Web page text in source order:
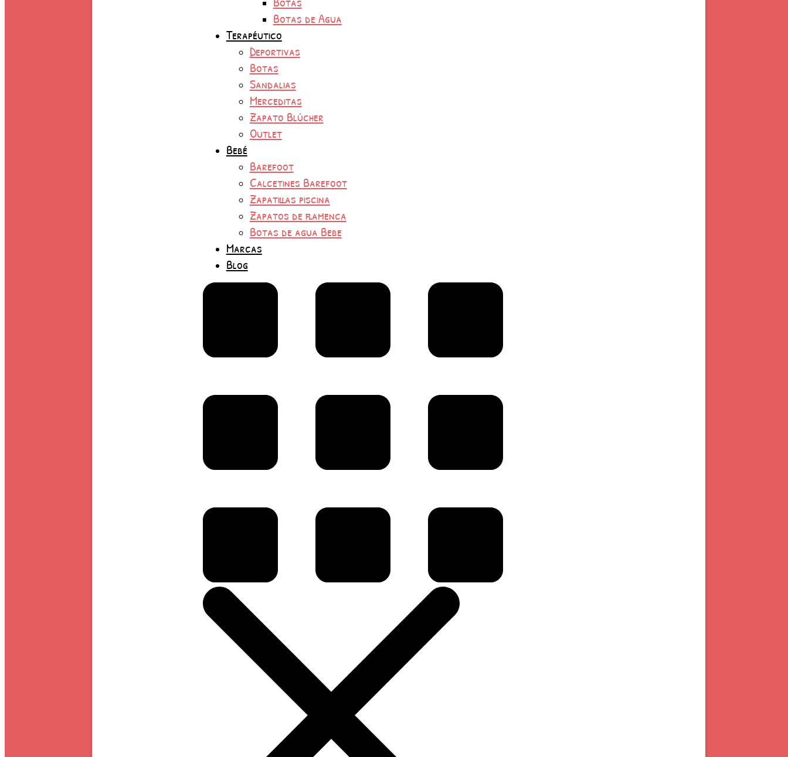
Botas de Agua
Terapéutico
Deportivas
Botas
Sandalias
Merceditas
Zapato Blúcher
Outlet
Bebé
Barefoot
Calcetines Barefoot
Zapatillas piscina
Zapatos de flamenca
Botas de agua Bebe
Marcas
Blog